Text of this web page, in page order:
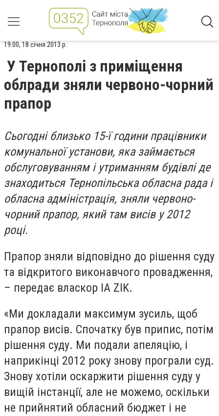
19:00, 18 січня 2013 р.
У Тернополі з приміщення
облради зняли червоно-чорний
прапор
Сьогодні близько 15-ї години працівники
комунальної установи, яка займається
обслуговуванням і утриманням будівлі де
знаходиться Тернопільська обласна рада і
обласна адміністрація, зняли червоно-
чорний прапор, який там висів у 2012
році.
Прапор зняли відповідно до рішення суду
та відкритого виконавчого провадження,
– передає власкор IA ZIK.
«Ми докладали максимум зусиль, щоб
прапор висів. Спочатку був припис, потім
рішення суду. Ми подали апеляцію, і
наприкінці 2012 року знову програли суд.
Знову хотіли оскаржити рішення суду у
вищій інстанції, але не можемо, оскільки
не прийнятий обласний бюджет і не